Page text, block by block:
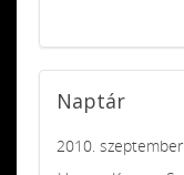
Naptár
2010. szeptember